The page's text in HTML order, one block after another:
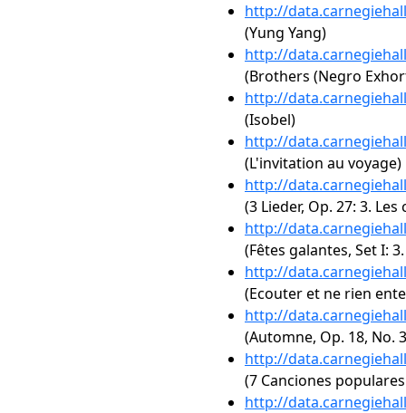
http://
(Yung Yang)
http://
(Brothers (Negro
http://
(Isobel)
http://
(L'invitation au voyage)
http://
(3 Lieder, Op. 27: 3.
http://
(Fêtes galantes, Set I:
http://
(Ecouter et ne rien
http://
(Automne, Op. 18, No.
http://
(7 Canciones
http://